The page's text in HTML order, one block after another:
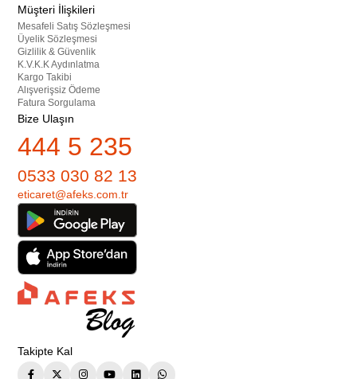
Müşteri İlişkileri
Mesafeli Satış Sözleşmesi
Üyelik Sözleşmesi
Gizlilik & Güvenlik
K.V.K.K Aydınlatma
Kargo Takibi
Alışverişsiz Ödeme
Fatura Sorgulama
Bize Ulaşın
444 5 235
0533 030 82 13
eticaret@afeks.com.tr
Takipte Kal